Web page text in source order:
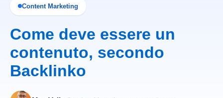
Content Marketing
Come deve essere un
contenuto, secondo
Backlinko